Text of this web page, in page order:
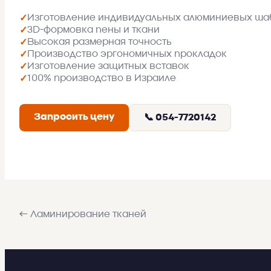
✓Изготовление индивидуальных алюминиевых
✓3D-формовка пены и ткани
✓Высокая размерная точность
✓Производство эргономичных прокладок
✓Изготовление защитных вставок
✓100% производство в Израиле
Запросить цену 📞 054-7720142
← Ламинирование тканей